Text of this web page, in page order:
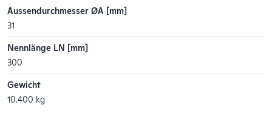
Aussendurchmesser ØA [mm]
31
Nennlänge LN [mm]
300
Gewicht
10.400 kg